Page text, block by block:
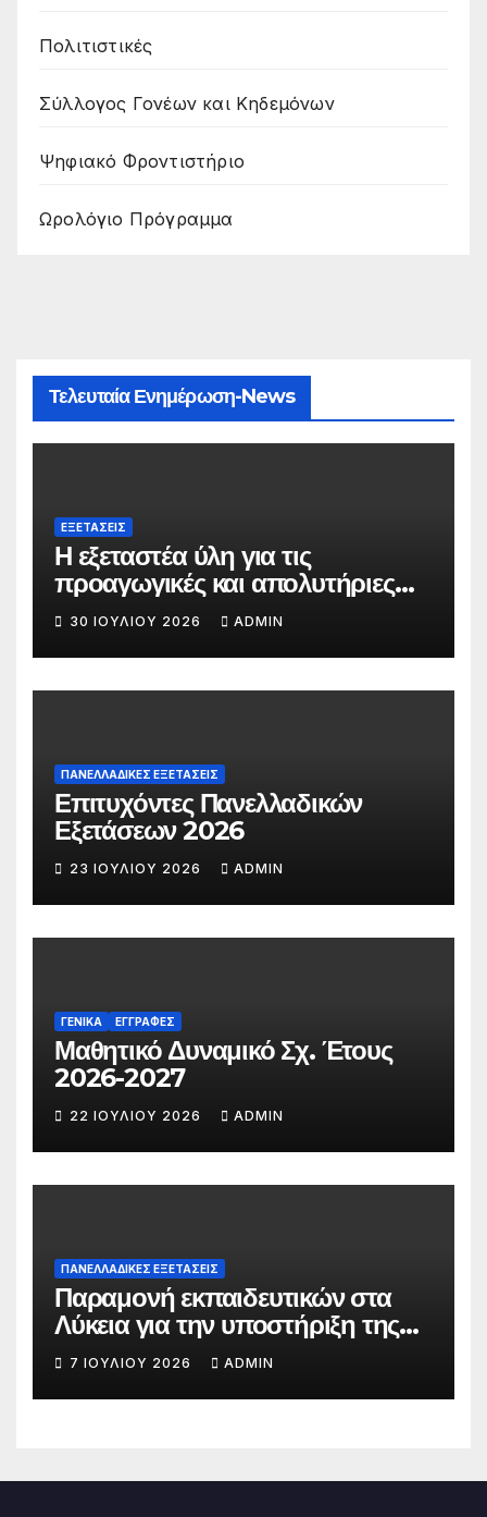
Πολιτιστικές
Σύλλογος Γονέων και Κηδεμόνων
Ψηφιακό Φροντιστήριο
Ωρολόγιο Πρόγραμμα
Τελευταία Ενημέρωση-News
ΕΞΕΤΆΣΕΙΣ
Η εξεταστέα ύλη για τις
προαγωγικές και απολυτήριες
εξετάσεις των ΓΕΛ (Α’,Β’,Γ’) το σχ.
έτος 2026-2027
30 ΙΟΥΛΊΟΥ 2026 ADMIN
ΠΑΝΕΛΛΑΔΙΚΕΣ ΕΞΕΤΑΣΕΙΣ
Επιτυχόντες Πανελλαδικών
Εξετάσεων 2026
23 ΙΟΥΛΊΟΥ 2026 ADMIN
ΓΕΝΙΚΆ ΕΓΓΡΑΦΈΣ
Μαθητικό Δυναμικό Σχ. Έτους
2026-2027
22 ΙΟΥΛΊΟΥ 2026 ADMIN
ΠΑΝΕΛΛΑΔΙΚΕΣ ΕΞΕΤΑΣΕΙΣ
Παραμονή εκπαιδευτικών στα
Λύκεια για την υποστήριξη της
υποβολής του Μηχανογραφικού
7 ΙΟΥΛΊΟΥ 2026 ADMIN